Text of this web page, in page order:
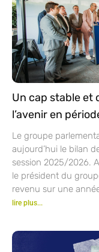
Un cap stable et
l’avenir en
Le groupe
aujourd’hui le bilan
session 2025/2026.
le président du
revenu sur une
lire plus...